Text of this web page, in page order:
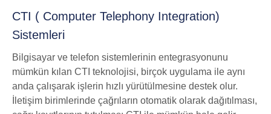
CTI ( Computer Telephony Integration)
Sistemleri
Bilgisayar ve telefon sistemlerinin entegrasyonunu
mümkün kılan CTI teknolojisi, birçok uygulama ile aynı
anda çalışarak işlerin hızlı yürütülmesine destek olur.
İletişim birimlerinde çağrıların otomatik olarak dağıtılması,